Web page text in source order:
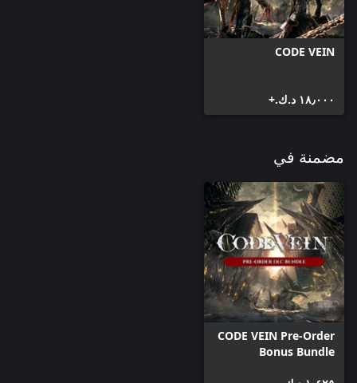
CODE VEIN
١٨٫٠٠٠ د.ك.‏+
مضمنة في
CODE VEIN Pre-Order
Bonus Bundle